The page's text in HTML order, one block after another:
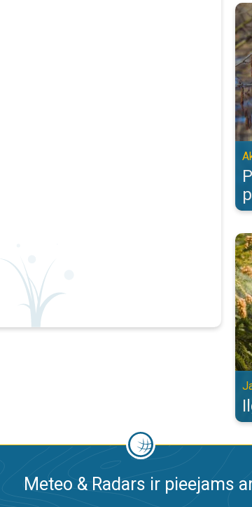
Meteo & Radars ir pieejams